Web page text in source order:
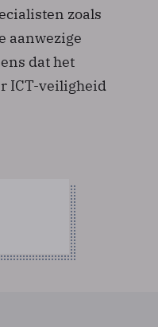
zoals
aanwezige
dat het
ICT-veiligheid